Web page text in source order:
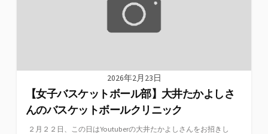
2026年2月23日
【女子バスケットボール部】大井たかよしさ
んのバスケットボールクリニック
２月２２日、この日はYoutuberの大井たかよしさんをお招きし